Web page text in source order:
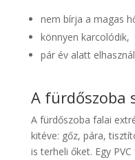
nem bírja a magas
könnyen karcolódik,
pár év alatt
A fürdőszoba
A fürdőszoba falai
kitéve: gőz, pára,
is terheli őket. Egy